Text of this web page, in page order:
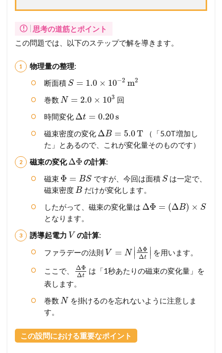
思考の道筋とポイント
この問題では、以下のステップで解を導きます。
物理量の整理:
断面積 S = 1.0 × 10−2 m2
巻数 N = 2.0 × 103 回
時間変化 Δt = 0.20s
磁束密度の変化 ΔB = 5.0T （「5.0T増加し
た」とあるので、これが変化量そのものです）
磁束の変化ΔΦ の計算:
磁束 Φ = BS ですが、今回は面積 Sは一定で、
磁束密度B だけが変化します。
したがって、磁束の変化量は ΔΦ = (ΔB) × S
となります。
誘導起電力 V の計算:
ファラデーの法則 V = N ∣∣ ΔΦ
Δt
∣∣ を用います。
ここで、 ΔΦ
Δt
は「1秒あたりの磁束の変化量」を
表します。
巻数 N を掛けるのを忘れないように注意しま
す。
この設問における重要なポイント